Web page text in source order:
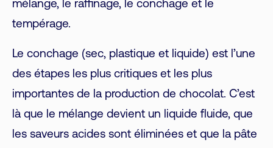
mélange, le raffinage, le conchage et le
tempérage.
Le conchage (sec, plastique et liquide) est l’une
des étapes les plus critiques et les plus
importantes de la production de chocolat. C’est
là que le mélange devient un liquide fluide, que
les saveurs acides sont éliminées et que la pâte